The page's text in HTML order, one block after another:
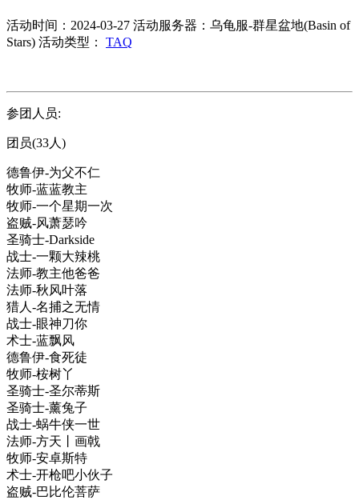
活动时间：2024-03-27 活动服务器：乌龟服-群星盆地(Basin of
Stars) 活动类型： TAQ
参团人员:
团员(33人)
德鲁伊-为父不仁
牧师-蓝蓝教主
牧师-一个星期一次
盗贼-风萧瑟吟
圣骑士-Darkside
战士-一颗大辣桃
法师-教主他爸爸
法师-秋风叶落
猎人-名捕之无情
战士-眼神刀你
术士-蓝飘风
德鲁伊-食死徒
牧师-桉树丫
圣骑士-圣尔蒂斯
圣骑士-薰兔子
战士-蜗牛侠一世
法师-方天丨画戟
牧师-安卓斯特
术士-开枪吧小伙子
盗贼-巴比伦菩萨